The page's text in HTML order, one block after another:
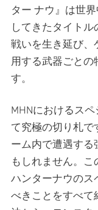
ター ナウ』は世
してきたタイト
戦いを生き延び、
用する武器ごとの
す。
MHNにおけるス
て究極の切り札
ーム内で遭遇す
もしれません。
ハンターナウのス
べきことをすべて